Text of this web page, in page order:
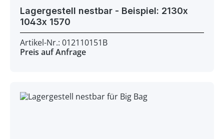
Lagergestell nestbar - Beispiel: 2130x
1043x 1570
Artikel-Nr.: 012110151B
Preis auf Anfrage